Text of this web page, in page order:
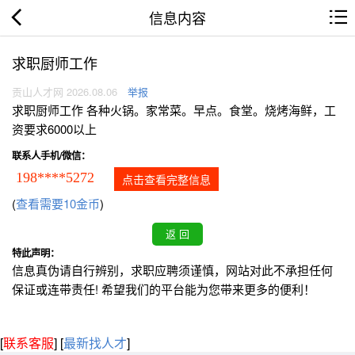
信息内容
求职厨师工作
贡山人才网 2026.08.06 举报
求职厨师工作 各种火锅。家常菜。早点。食堂。烧烤海鲜，工
资要求6000以上
联系人手机/微信：
198****5272 点击查看完整信息
(查看需要10金币)
特此声明：
信息真伪请自行辨别，求职应聘须谨慎，网站对此不承担任何
保证或连带责任! 希望我们的平台能为您带来更多的便利！
[联系客服] [最新找人才]